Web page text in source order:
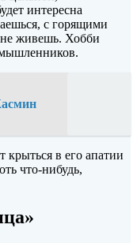
интересна
с горящими
живешь. Хобби
крыться в его апатии
что-нибудь,